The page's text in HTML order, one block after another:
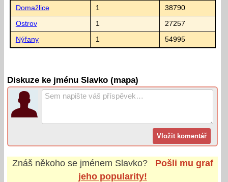
Domažlice 1 38790
Ostrov 1 27257
Nýřany 1 54995
Diskuze ke jménu Slavko (mapa)
Znáš někoho se jménem Slavko?
Pošli mu graf
jeho popularity!